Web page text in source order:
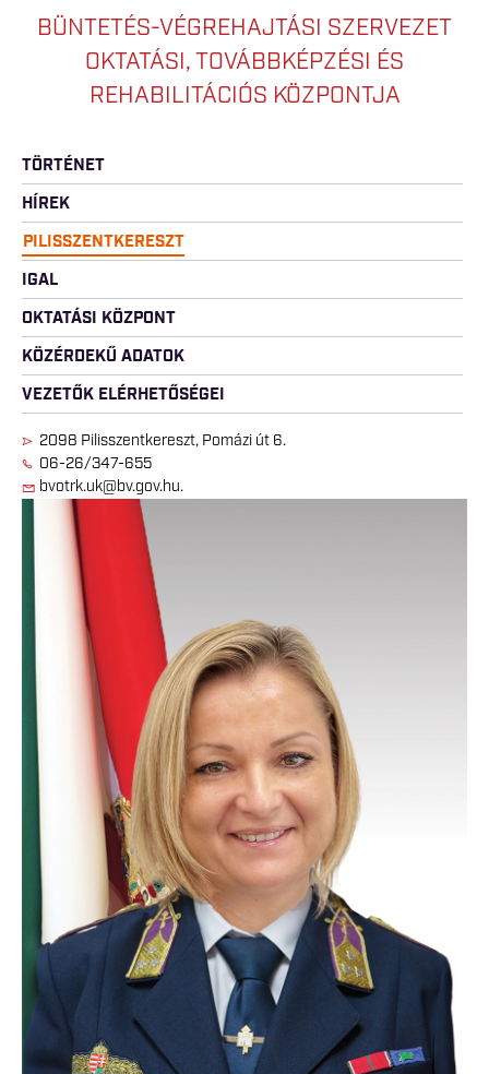
BÜNTETÉS-VÉGREHAJTÁSI SZERVEZET
OKTATÁSI, TOVÁBBKÉPZÉSI ÉS
REHABILITÁCIÓS KÖZPONTJA
TÖRTÉNET
HÍREK
PILISSZENTKERESZT
IGAL
OKTATÁSI KÖZPONT
KÖZÉRDEKŰ ADATOK
VEZETŐK ELÉRHETŐSÉGEI
2098 Pilisszentkereszt, Pomázi út 6.
06-26/347-655
bvotrk.uk@bv.gov.hu.